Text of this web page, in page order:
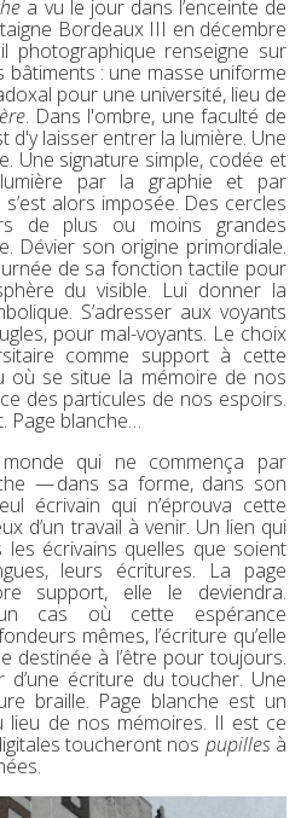
a vu le jour dans l’enceinte de
Bordeaux III en décembre
photographique renseigne sur
bâtiments : une masse uniforme
pour une université, lieu de
. Dans l'ombre, une faculté de
d'y laisser entrer la lumière. Une
Une signature simple, codée et
par la graphie et par
alors imposée. Des cercles
de plus ou moins grandes
Dévier son origine primordiale.
de sa fonction tactile pour
du visible. Lui donner la
S’adresser aux voyants
pour mal-voyants. Le choix
comme support à cette
où se situe la mémoire de nos
des particules de nos espoirs.
Page blanche…
qui ne commença par
— dans sa forme, dans son
écrivain qui n’éprouva cette
d’un travail à venir. Un lien qui
écrivains quelles que soient
leurs écritures. La page
support, elle le deviendra.
cas où cette espérance
mêmes, l’écriture qu’elle
destinée à l’être pour toujours.
d’une écriture du toucher. Une
braille. Page blanche est un
lieu de nos mémoires. Il est ce
toucheront nos pupillesà